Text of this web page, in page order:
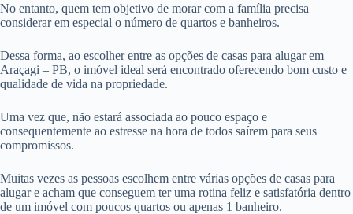
No entanto, quem tem objetivo de morar com a família precisa
considerar em especial o número de quartos e banheiros.
Dessa forma, ao escolher entre as opções de casas para alugar em
Araçagi – PB, o imóvel ideal será encontrado oferecendo bom custo e
qualidade de vida na propriedade.
Uma vez que, não estará associada ao pouco espaço e
consequentemente ao estresse na hora de todos saírem para seus
compromissos.
Muitas vezes as pessoas escolhem entre várias opções de casas para
alugar e acham que conseguem ter uma rotina feliz e satisfatória dentro
de um imóvel com poucos quartos ou apenas 1 banheiro.